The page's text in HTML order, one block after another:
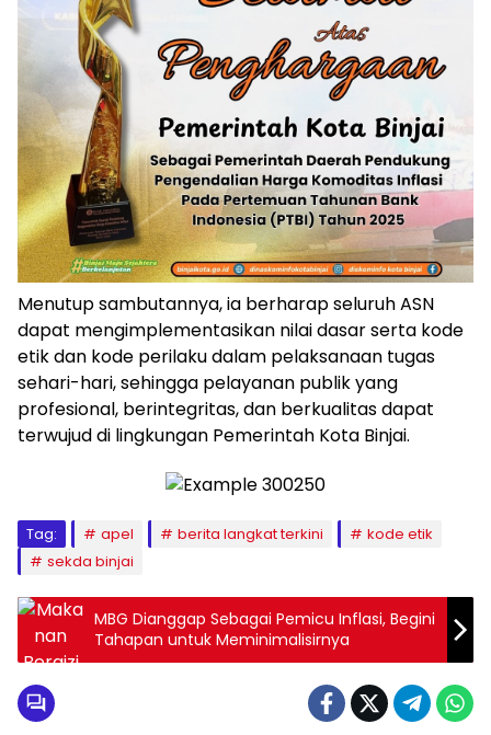
Menutup sambutannya, ia berharap seluruh ASN
dapat mengimplementasikan nilai dasar serta kode
etik dan kode perilaku dalam pelaksanaan tugas
sehari-hari, sehingga pelayanan publik yang
profesional, berintegritas, dan berkualitas dapat
terwujud di lingkungan Pemerintah Kota Binjai.
Tag: apel berita langkat terkini
kode etik
sekda binjai
MBG Dianggap Sebagai Pemicu Inflasi, Begini
Tahapan untuk Meminimalisirnya